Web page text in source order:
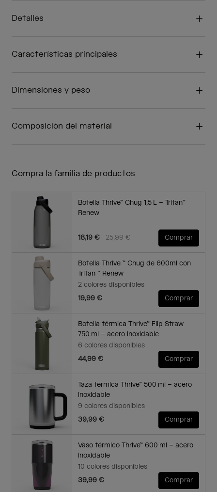
Detalles
Características principales
Dimensiones y peso
Composición del material
Compra la familia de productos
Botella Thrive™ Chug 1,5 L – Tritan™
Renew
Price reduced from
25,99 €to
18,19 € Comprar
Botella Thrive ™ Chug de 600ml con
Tritan ™ Renew
2 colores disponibles
19,99 €
Comprar
Botella térmica Thrive™ Flip Straw
750 ml – acero inoxidable
6 colores disponibles
44,99 €
Comprar
Taza térmica Thrive™ 500 ml – acero
inoxidable
9 colores disponibles
39,99 €
Comprar
Vaso térmico Thrive™ 600 ml – acero
inoxidable
10 colores disponibles
39,99 €
Comprar